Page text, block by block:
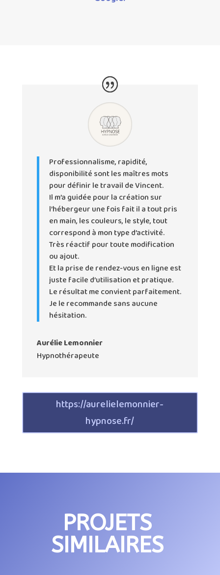
Professionnalisme, rapidité,
disponibilité sont les maîtres mots
pour définir le travail de Vincent.
Il m’a guidée pour la création sur
l’hébergeur une fois fait il a tout pris
en main, les couleurs, le style, tout
correspond à mon type d’activité.
Très réactif pour toute modification
ou ajout.
Et la prise de rendez-vous en ligne est
juste facile d’utilisation et pratique.
Le résultat me convient parfaitement.
Je le recommande sans aucune
hésitation.
Aurélie Lemonnier
Hypnothérapeute
https://aurelielemonnier-
hypnose.fr/
PROJETS
SIMILAIRES